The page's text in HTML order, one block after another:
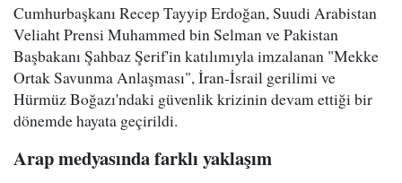
Cumhurbaşkanı Recep Tayyip Erdoğan, Suudi Arabistan
Veliaht Prensi Muhammed bin Selman ve Pakistan
Başbakanı Şahbaz Şerif'in katılımıyla imzalanan "Mekke
Ortak Savunma Anlaşması", İran-İsrail gerilimi ve
Hürmüz Boğazı'ndaki güvenlik krizinin devam ettiği bir
dönemde hayata geçirildi.
Arap medyasında farklı yaklaşım